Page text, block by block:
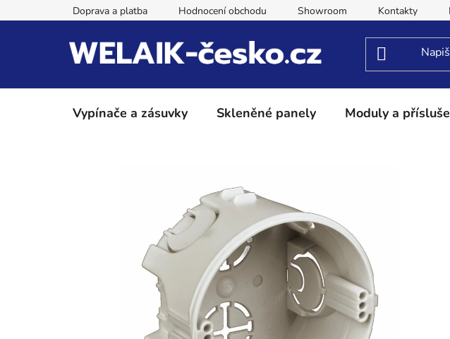
na
Doprava a platba Hodnocení obchodu Showroom Kontakty
Vypínače a zásuvky Skleněné panely Moduly a